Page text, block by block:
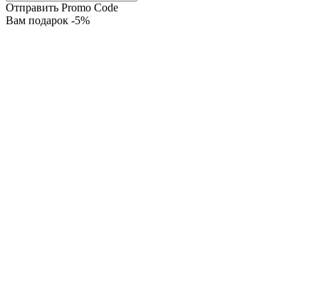
Отправить Promo Code
Вам подарок -5%